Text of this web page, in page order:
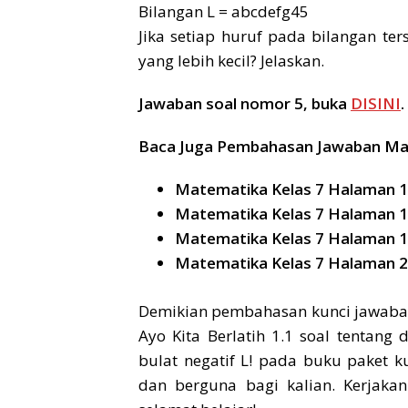
Bilangan L = abcdefg45
Jika setiap huruf pada bilangan
yang lebih kecil? Jelaskan.
Jawaban soal nomor 5, buka DISINI.
Baca Juga Pembahasan Jawaban
Matematika Kelas 7 Halaman
Matematika Kelas 7 Halaman
Matematika Kelas 7 Halaman
Matematika Kelas 7 Halaman
Demikian pembahasan kunci
Ayo Kita Berlatih 1.1 soal
bulat negatif L! pada buku paket
dan berguna bagi kalian.